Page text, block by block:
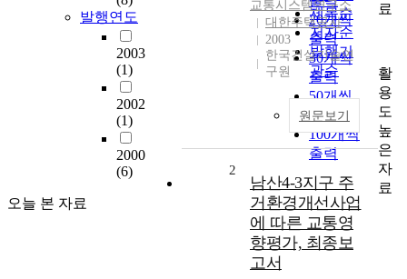
발행연도
2003
(1)
2002
(1)
2000
(6)
오늘 본 자료
제목순
저자순
발행기
관순
20개씩
출력
30개씩
출력
50개씩
출력
100개씩
출력
교통시스템연구소
대한주택공사
2003
한국건설기술연
구원
원문보기
2
남산4-3지구 주
거환경개선사업
에 따른 교통영
향평가, 최종보
고서
료
활
용
도
높
은
자
료